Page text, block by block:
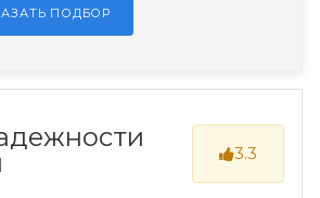
ПОДБОР
3.3